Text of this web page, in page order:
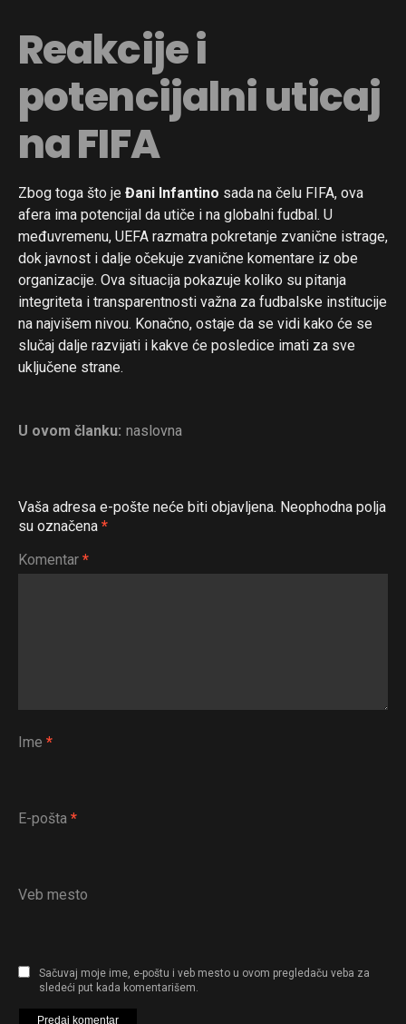
Reakcije i
potencijalni uticaj
na FIFA
Zbog toga što je Đani Infantino sada na čelu FIFA, ova
afera ima potencijal da utiče i na globalni fudbal. U
međuvremenu, UEFA razmatra pokretanje zvanične istrage,
dok javnost i dalje očekuje zvanične komentare iz obe
organizacije. Ova situacija pokazuje koliko su pitanja
integriteta i transparentnosti važna za fudbalske institucije
na najvišem nivou. Konačno, ostaje da se vidi kako će se
slučaj dalje razvijati i kakve će posledice imati za sve
uključene strane.
U ovom članku: naslovna
Vaša adresa e-pošte neće biti objavljena. Neophodna polja
su označena *
Komentar *
Ime *
E-pošta *
Veb mesto
Sačuvaj moje ime, e-poštu i veb mesto u ovom pregledaču veba za
sledeći put kada komentarišem.